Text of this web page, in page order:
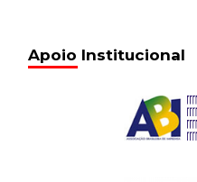
Apoio Institucional